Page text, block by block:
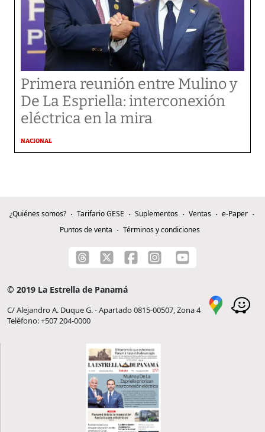
Primera reunión entre Mulino y
De La Espriella: interconexión
eléctrica en la mira
NACIONAL
¿Quiénes somos? Tarifario GESE Suplementos Ventas
e-Paper
Puntos de venta
Términos y condiciones
© 2019 La Estrella de Panamá
C/ Alejandro A. Duque G. - Apartado 0815-00507, Zona 4
Teléfono: +507 204-0000